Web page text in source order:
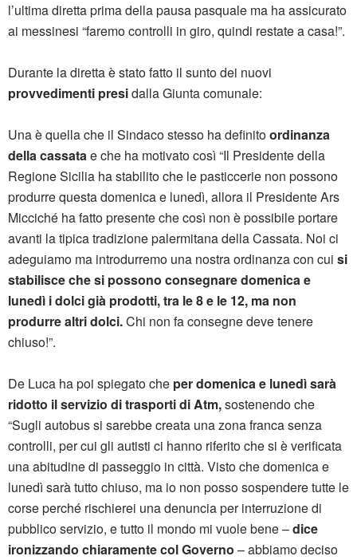
l’ultima diretta prima della pausa pasquale ma ha assicurato
ai messinesi “faremo controlli in giro, quindi restate a casa!”.
Durante la diretta è stato fatto il sunto dei nuovi
provvedimenti presidalla Giunta comunale:
Una è quella che il Sindaco stesso ha definitoordinanza
della cassatae che ha motivato così “Il Presidente della
Regione Sicilia ha stabilito che le pasticcerie non possono
produrre questa domenica e lunedì, allora il Presidente Ars
Micciché ha fatto presente che così non è possibile portare
avanti la tipica tradizione palermitana della Cassata. Noi ci
adeguiamo ma introdurremo una nostra ordinanza con cui si
stabilisce che si possono consegnare domenica e
lunedì i dolci già prodotti, tra le 8 e le 12, ma non
produrre altri dolci.Chi non fa consegne deve tenere
chiuso!”.
De Luca ha poi spiegato che per domenica e lunedì sarà
ridotto il servizio di trasporti di Atm,sostenendo che
“Sugli autobus si sarebbe creata una zona franca senza
controlli, per cui gli autisti ci hanno riferito che si è verificata
una abitudine di passeggio in città. Visto che domenica e
lunedì sarà tutto chiuso, ma io non posso sospendere tutte le
corse perché rischierei una denuncia per interruzione di
pubblico servizio, e tutto il mondo mi vuole bene –dice
ironizzando chiaramente col Governo – abbiamo deciso